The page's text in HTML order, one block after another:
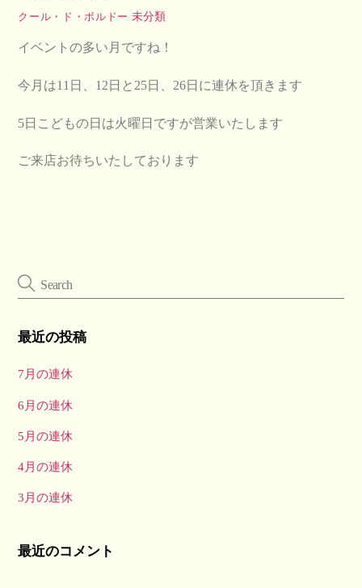
クール・ド・ボルドー 未分類
イベントの多い月ですね！
今月は11日、12日と25日、26日に連休を頂きます
5日こどもの日は火曜日ですが営業いたします
ご来店お待ちいたしております
最近の投稿
7月の連休
6月の連休
5月の連休
4月の連休
3月の連休
最近のコメント